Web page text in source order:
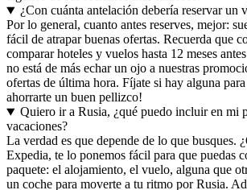
¿Con cuánta antelación debería reservar un
Por lo general, cuanto antes reserves, mejor:
fácil de atrapar buenas ofertas. Recuerda que
comparar hoteles y vuelos hasta 12 meses
no está de más echar un ojo a nuestras
ofertas de última hora. Fíjate si hay alguna
ahorrarte un buen pellizco!
Quiero ir a Rusia, ¿qué puedo incluir en mi
vacaciones?
La verdad es que depende de lo que busques.
Expedia, te lo ponemos fácil para que puedas
paquete: el alojamiento, el vuelo, alguna que
un coche para moverte a tu ritmo por Rusia.